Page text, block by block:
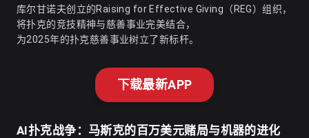
库尔甘诺夫创立的Raising for Effective Giving（REG）组织，
将扑克的竞技精神与慈善事业完美结合，
为2025年的扑克慈善事业树立了新标杆。
下载最新APP
AI扑克战争：马斯克的百万美元赌局与机器的进化